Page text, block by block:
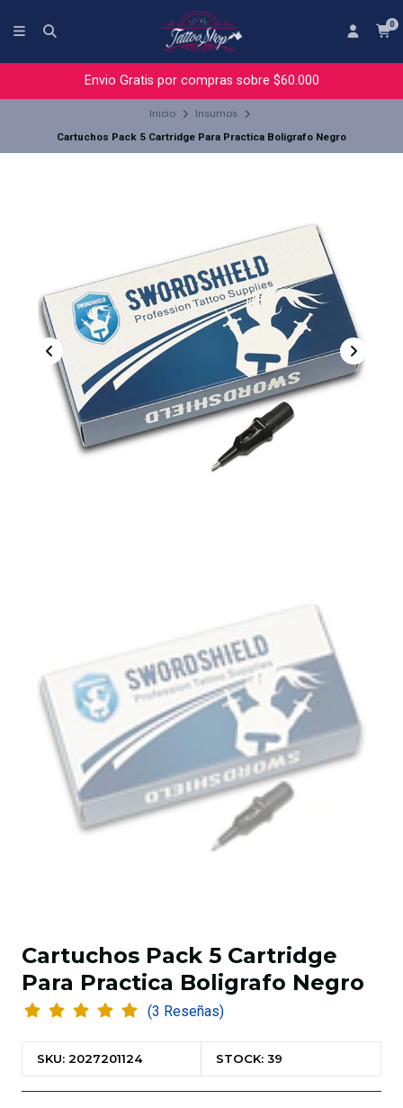
0
Envio Gratis por compras sobre $60.000
Inicio
Insumos
Cartuchos Pack 5 Cartridge Para Practica Boligrafo Negro
Cartuchos Pack 5 Cartridge
Para Practica Boligrafo Negro
(3 Reseñas)
SKU: 2027201124 STOCK: 39